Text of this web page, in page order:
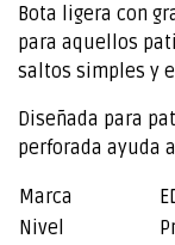
Bota ligera con
para aquellos
saltos simples y
Diseñada para
perforada ayuda
Marca
Nivel